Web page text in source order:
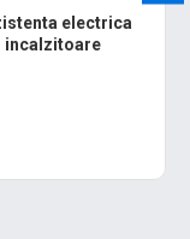
electrica
incalzitoare